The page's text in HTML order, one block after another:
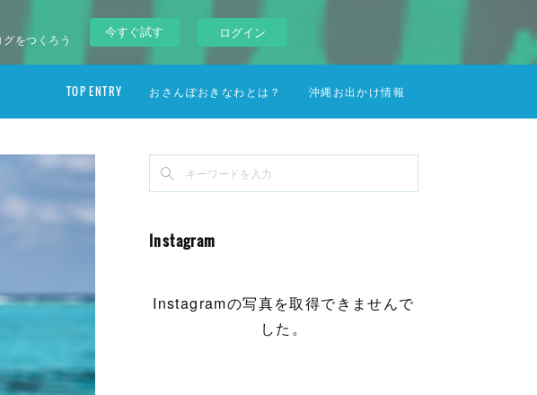
をつくろう
今すぐ試す ログイン
TOP ENTRY おさんぽおきなわとは？ 沖縄お出かけ情報
Instagram
Instagramの写真を取得できませんで
した。